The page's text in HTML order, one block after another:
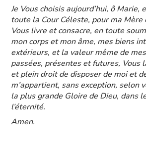
Je Vous choisis aujourd’hui, ô Marie,
toute la Cour Céleste, pour ma Mère
Vous livre et consacre, en toute
mon corps et mon âme, mes biens
extérieurs, et la valeur même de
passées, présentes et futures, Vous
et plein droit de disposer de moi et
m’appartient, sans exception, selon
la plus grande Gloire de Dieu, dans
l’éternité.
Amen.